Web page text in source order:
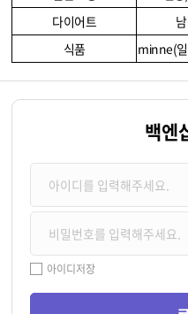
다이어트
식품
minne(
백엔
아이디저장